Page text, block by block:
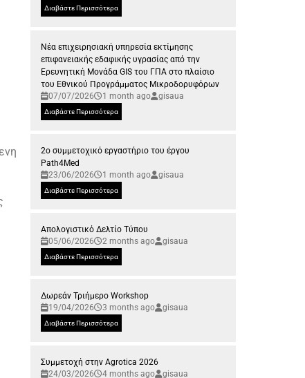
Διαβάστε Περισσότερα
Νέα επιχειρησιακή υπηρεσία εκτίμησης
επιφανειακής εδαφικής υγρασίας από την
Ερευνητική Μονάδα GIS του ΓΠΑ στο πλαίσιο
του Εθνικού Προγράμματος Μικροδορυφόρων
07/07/2026
1 month ago gisaua
Διαβάστε Περισσότερα
2ο συμμετοχικό εργαστήριο του έργου
Path4Med
23/06/2026
1 month ago gisaua
Διαβάστε Περισσότερα
Απολογιστικό Δελτίο Τύπου
05/06/2026
2 months ago gisaua
Διαβάστε Περισσότερα
Δωρεάν Τριήμερο Workshop
19/04/2026
3 months ago gisaua
Διαβάστε Περισσότερα
Συμμετοχή στην Agrotica 2026
24/03/2026
4 months ago gisaua